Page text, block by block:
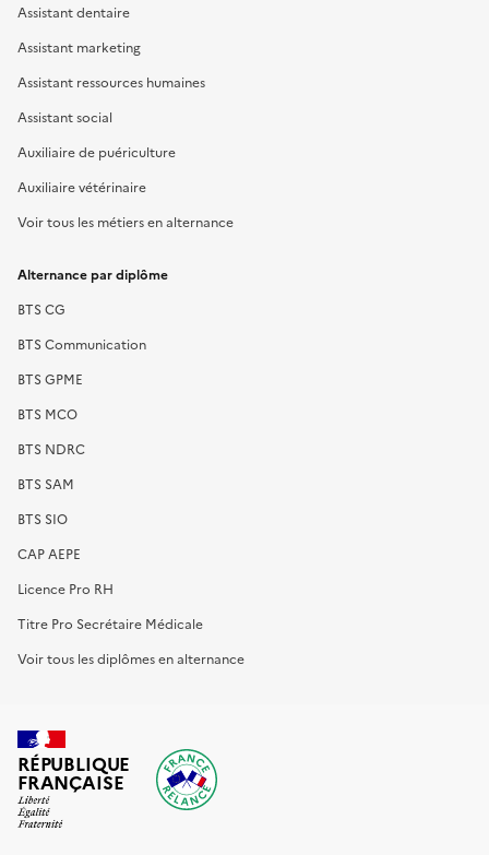
Assistant dentaire
Assistant marketing
Assistant ressources humaines
Assistant social
Auxiliaire de puériculture
Auxiliaire vétérinaire
Voir tous les métiers en alternance
Alternance par diplôme
BTS CG
BTS Communication
BTS GPME
BTS MCO
BTS NDRC
BTS SAM
BTS SIO
CAP AEPE
Licence Pro RH
Titre Pro Secrétaire Médicale
Voir tous les diplômes en alternance
RÉPUBLIQUE
FRANÇAISE